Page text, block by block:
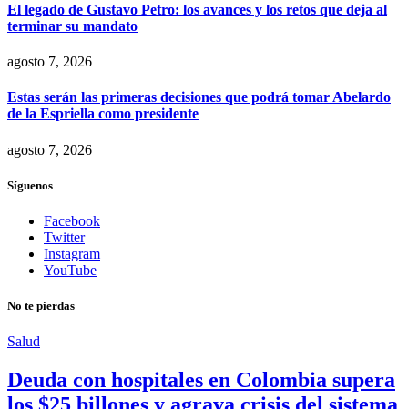
El legado de Gustavo Petro: los avances y los retos que deja al
terminar su mandato
agosto 7, 2026
Estas serán las primeras decisiones que podrá tomar Abelardo
de la Espriella como presidente
agosto 7, 2026
Síguenos
Facebook
Twitter
Instagram
YouTube
No te pierdas
Salud
Deuda con hospitales en Colombia supera